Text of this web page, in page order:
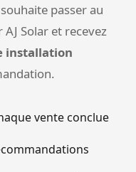
passer au
Solar et recevez
installation
vente conclue